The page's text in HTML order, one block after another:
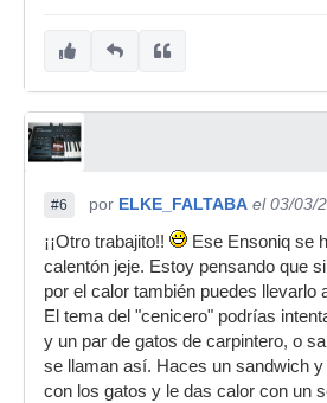
#6 por ELKE_FALTABA el 03/03/
¡¡Otro trabajito!!
Ese Ensoniq se
calentón jeje. Estoy pensando que
por el calor también puedes llevarlo
El tema del "cenicero" podrías
y un par de gatos de carpintero, o
se llaman así. Haces un sandwich
con los gatos y le das calor con un